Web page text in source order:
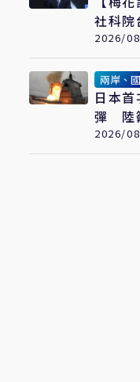
社科院
「不統
2026/
兩岸、
日本
彈 陸
軍國主
2026/